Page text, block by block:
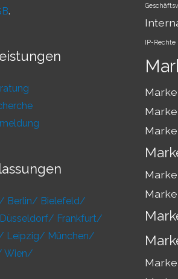
.
Berlin/ Bielefeld/
Düsseldorf/ Frankfurt/
Leipzig/ München/
Wien/
IP-Rechte